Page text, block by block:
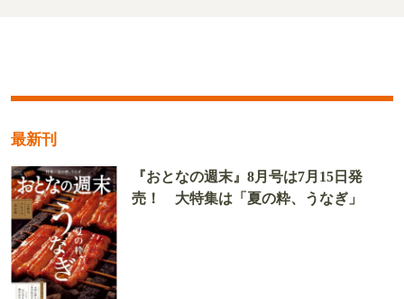
最新刊
『おとなの週末』8月号は7月15日発
売！ 大特集は「夏の粋、うなぎ」